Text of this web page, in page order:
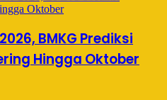
BMKG Prediksi
Hingga Oktober